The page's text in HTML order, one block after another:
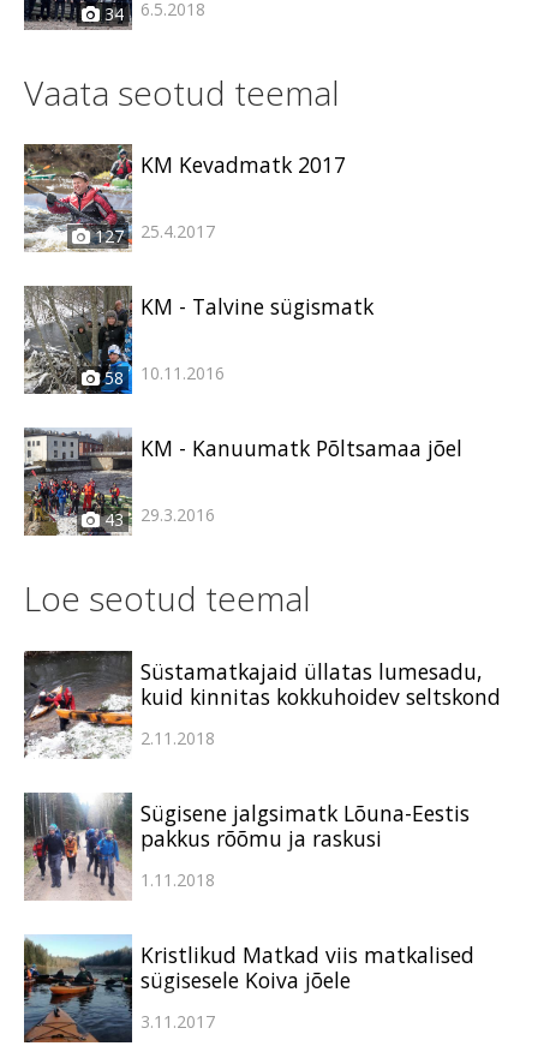
34 6.5.2018
Vaata seotud teemal
127
KM Kevadmatk 2017
25.4.2017
58
KM - Talvine sügismatk
10.11.2016
43
KM - Kanuumatk Põltsamaa jõel
29.3.2016
Loe seotud teemal
Süstamatkajaid üllatas lumesadu,
kuid kinnitas kokkuhoidev seltskond
2.11.2018
Sügisene jalgsimatk Lõuna-Eestis
pakkus rõõmu ja raskusi
1.11.2018
Kristlikud Matkad viis matkalised
sügisesele Koiva jõele
3.11.2017